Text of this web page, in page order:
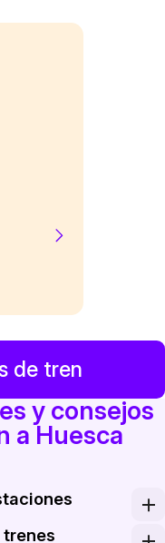
de tren
y consejos
a Huesca
trenes